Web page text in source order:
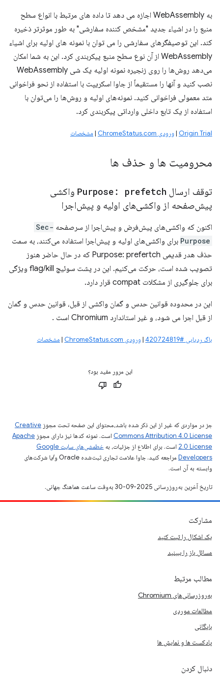
به WebAssembly اجازه می دهد تا داده های مرتبط با انواع سطح
منبع را در اشیاء جدید "مشخص کننده سفارشی" به طور موثرتر ذخیره
کند. این توصیفگرهای سفارشی را می توان با نمونه های اولیه برای اشیاء
WebAssembly از آن نوع سطح منبع پیکربندی کرد. این به شما امکان
می‌دهد روش‌ها را روی زنجیره نمونه اولیه یک شی WebAssembly
نصب کنید و آنها را مستقیماً از جاوا اسکریپت با استفاده از نحو فراخوانی
متد معمولی فراخوانی کنید. نمونه‌های اولیه و روش‌ها را می‌توان با
استفاده از یک تابع داخلی وارداتی پیکربندی کرد.
Origin Trial
|ورودی ChromeStatus.com | مشخصات
محرومیت ها و حذف ها
توقف ارسال Purpose: prefetch واکشی
پیش‌صفحه از واکشی‌های اولیه و پیش‌اجرا
اکنون که واکشی‌های پیش‌فرض و پیش‌اجرا از سرصفحه Sec-
Purpose برای واکشی‌های اولیه و پیش‌اجرا استفاده می‌کنند، به سمت
حذف هدر قدیمی Purpose: prefertch که در حال حاضر هنوز
تصویب شده است، حرکت می‌کنیم. این در پشت سوئیچ flag/kill ویژگی
برای جلوگیری از مشکلات compat قرار دارد.
این در محدوده قوانین حدس و گمان واکشی از قبل، قوانین حدس و گمان
از قبل اجرا می شود، و غیر استاندارد Chromium است .
باگ ردیابی #420724819 |ورودی ChromeStatus.com | مشخصات
این مرور مفید بود؟
جز در مواردی که غیر از این ذکر شده باشد،‌محتوای این صفحه تحت مجوز Creative
Commons Attribution 4.0 License است. نمونه کدها نیز دارای مجوز Apache
2.0 License است. برای اطلاع از جزئیات، به
خطمشی‌های سایت Google
Developers‏
مراجعه کنید. جاوا علامت تجاری ثبت‌شده Oracle و/یا شرکت‌های
وابسته به آن است.
تاریخ آخرین به‌روزرسانی 2025-09-30 به‌وقت ساعت هماهنگ جهانی.
مشارکت
یک اشکال را ثبت کنید
مسائل باز را ببینید
مطالب مرتبط
به‌روزرسانی‌های Chromium
مطالعات موردی
بایگانی
پادکست ها و نمایش ها
دنبال کردن